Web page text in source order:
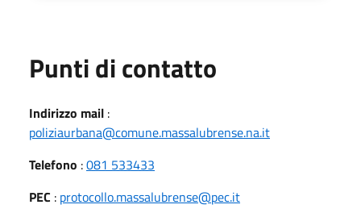
Punti di contatto
Indirizzo mail :
poliziaurbana@comune.massalubrense.na.it
Telefono :081 533433
PEC : protocollo.massalubrense@pec.it